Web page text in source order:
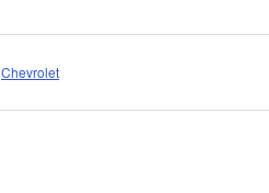
Chevrolet